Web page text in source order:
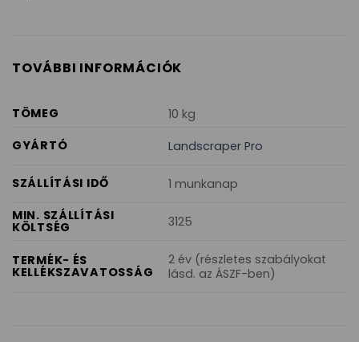
TOVÁBBI INFORMÁCIÓK
TÖMEG
10 kg
GYÁRTÓ
Landscraper Pro
SZÁLLÍTÁSI IDŐ
1 munkanap
MIN. SZÁLLÍTÁSI
KÖLTSÉG 3125
TERMÉK- ÉS
KELLÉKSZAVATOSSÁG
2 év (részletes szabályokat
lásd. az ÁSZF-ben)